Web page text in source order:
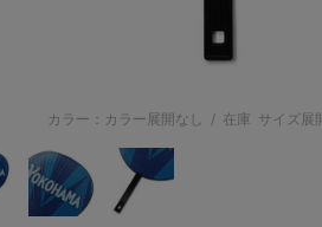
カラー：カラー展開なし / 在庫 サイズ